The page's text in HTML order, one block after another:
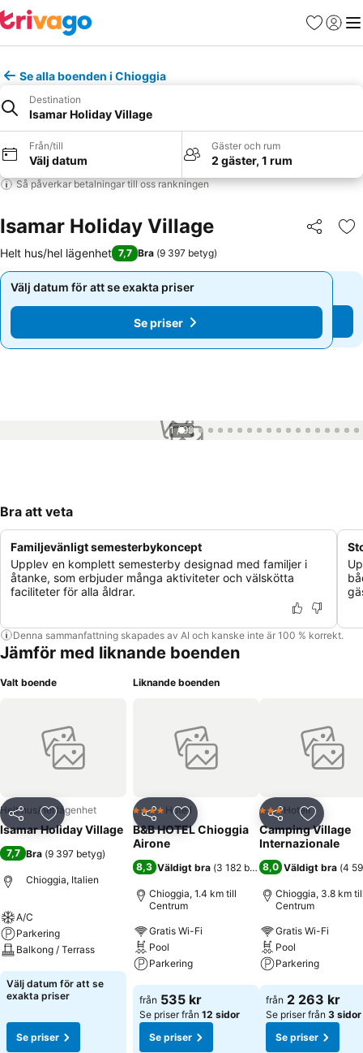
Favoriter
Logga
Se alla boenden i Chioggia
Destination
Isamar Holiday Village
Från/till
Välj datum
Gäster och rum
2 gäster, 1 rum
Så påverkar betalningar till oss rankningen
Isamar Holiday Village Dela
Helt hus/hel lägenhet 7,7 Bra (9 397 betyg)
Välj datum för att se exakta priser
Se priser
Välj datum för att se exakta priser
Se priser
1 / 99
Bra att veta
Familjevänligt semesterbykoncept
Upplev en komplett semesterby designad med familjer i
åtanke, som erbjuder många aktiviteter och välskötta
faciliteter för alla åldrar.
Denna sammanfattning skapades av AI och kanske inte är 100 % korrekt.
Jämför med liknande boenden
Valt boende
Dela Lägg till i Mina Favoriter
Helt hus/hel lägenhet
Isamar Holiday Village
7,7 Bra (9 397 betyg)
Chioggia, Italien
A/C
Parkering
Balkong / Terrass
Se priser
Välj datum för att se
exakta priser
Se priser
Liknande boenden
Dela Lägg till i Mina Favoriter
4 StjärnorHotell
B&B HOTEL Chioggia
Airone
8,3 Väldigt bra (3 182 betyg)
Chioggia, 1.4 km till
Centrum
Gratis Wi-Fi
Pool
Parkering
Se priser
från 535 kr
Se priser från 12 sidor
Se priser
Dela Lägg till
3 Stjärnor
Hotell
Camping Village
Internazionale
8,0 Väldigt bra (4
Chioggia, 3.8 km
Centrum
Gratis Wi-Fi
Pool
Parkering
Se priser
från 2 263 kr
Se priser från 3 sidor
Se priser